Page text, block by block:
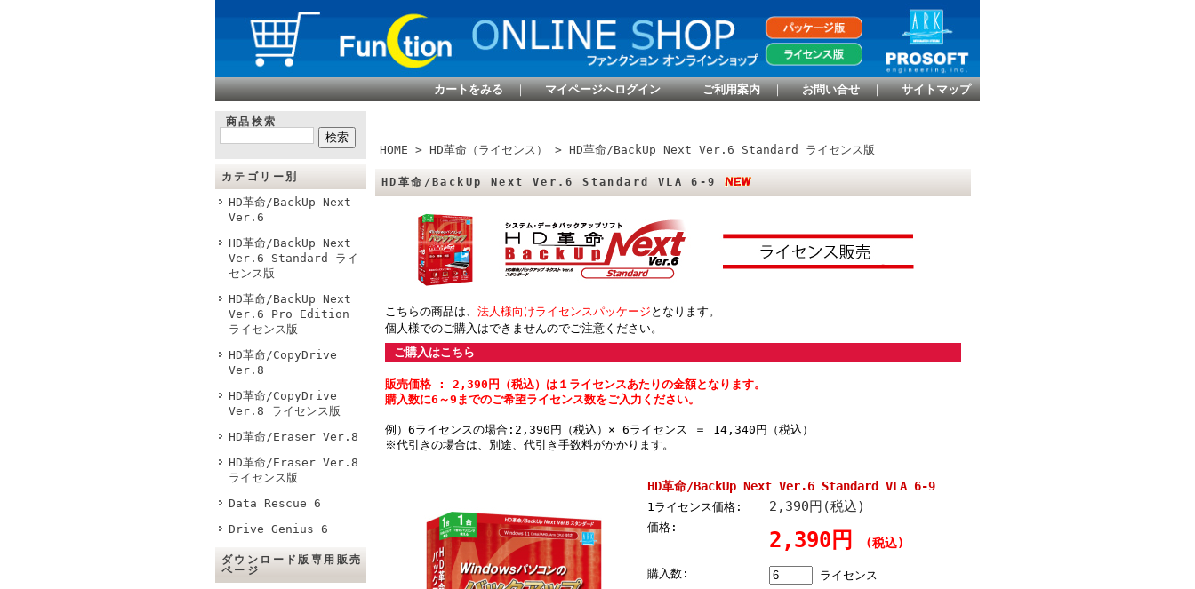
カートをみる ｜ マイページへログイン ｜ ご利用案内 ｜ お問い合せ ｜ サイトマップ
商品検索
カテゴリー別
HD革命/BackUp Next
Ver.6
HD革命/BackUp Next
Ver.6 Standard ライ
センス版
HD革命/BackUp Next
Ver.6 Pro Edition
ライセンス版
HD革命/CopyDrive
Ver.8
HD革命/CopyDrive
Ver.8 ライセンス版
HD革命/Eraser Ver.8
HD革命/Eraser Ver.8
ライセンス版
Data Rescue 6
Drive Genius 6
ダウンロード版専用販売
ページ
HOME > HD革命（ライセンス） > HD革命/BackUp Next Ver.6 Standard ライセンス版
HD革命/BackUp Next Ver.6 Standard VLA 6-9
こちらの商品は、 法人様向けライセンスパッケージ となります。
個人様でのご購入はできませんのでご注意ください。
ご購入はこちら
販売価格 : 2,390円（税込）は１ライセンスあたりの金額となります。
購入数に6～9までのご希望ライセンス数をご入力ください。
例）6ライセンスの場合:2,390円（税込）× 6ライセンス ＝ 14,340円（税込）
※代引きの場合は、別途、代引き手数料がかかります。
HD革命/BackUp Next Ver.6 Standard VLA 6-9
1ライセンス価格: 2,390円(税込)
価格:
2,390円 (税込)
購入数: ライセンス